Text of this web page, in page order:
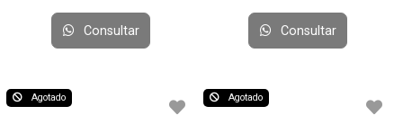
Consultar Consultar
Agotado Agotado